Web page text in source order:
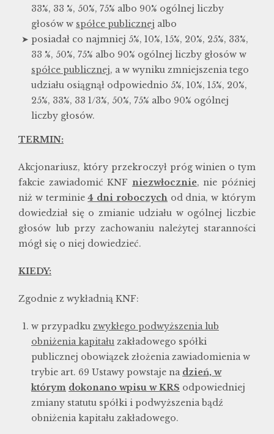
33%, 33 %, 50%, 75% albo 90% ogólnej liczby
głosów w spółce publicznej albo
posiadał co najmniej 5%, 10%, 15%, 20%, 25%, 33%,
33 %, 50%, 75% albo 90% ogólnej liczby głosów w
spółce publicznej, a w wyniku zmniejszenia tego
udziału osiągnął odpowiednio 5%, 10%, 15%, 20%,
25%, 33%, 33 1/3%, 50%, 75% albo 90% ogólnej
liczby głosów.
TERMIN:
Akcjonariusz, który przekroczył próg winien o tym
fakcie zawiadomić KNF niezwłocznie, nie później
niż w terminie4 dni roboczychod dnia, w którym
dowiedział się o zmianie udziału w ogólnej liczbie
głosów lub przy zachowaniu należytej staranności
mógł się o niej dowiedzieć.
KIEDY:
Zgodnie z wykładnią KNF:
w przypadku zwykłego podwyższenia lub
obniżenia kapitału zakładowego spółki
publicznej obowiązek złożenia zawiadomienia w
trybie art. 69 Ustawy powstaje na dzień, w
którym dokonano wpisu w KRS odpowiedniej
zmiany statutu spółki i podwyższenia bądź
obniżenia kapitału zakładowego.